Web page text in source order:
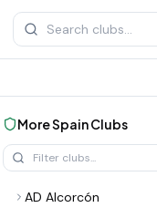
MoreSpainClubs
AD Alcorcón